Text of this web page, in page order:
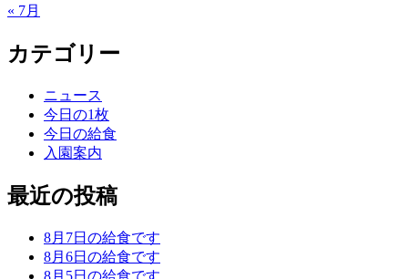
« 7月
カテゴリー
ニュース
今日の1枚
今日の給食
入園案内
最近の投稿
8月7日の給食です
8月6日の給食です
8月5日の給食です。